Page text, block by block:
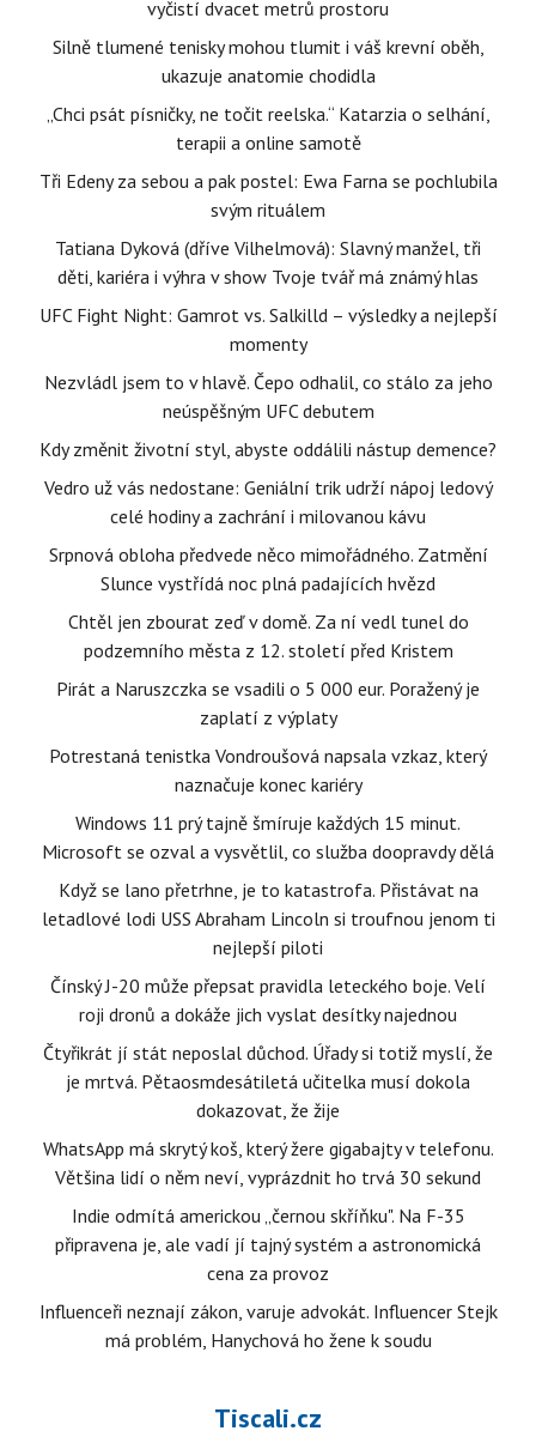
vyčistí dvacet metrů prostoru
Silně tlumené tenisky mohou tlumit i váš krevní oběh,
ukazuje anatomie chodidla
„Chci psát písničky, ne točit reelska.“ Katarzia o selhání,
terapii a online samotě
Tři Edeny za sebou a pak postel: Ewa Farna se pochlubila
svým rituálem
Tatiana Dyková (dříve Vilhelmová): Slavný manžel, tři
děti, kariéra i výhra v show Tvoje tvář má známý hlas
UFC Fight Night: Gamrot vs. Salkilld – výsledky a nejlepší
momenty
Nezvládl jsem to v hlavě. Čepo odhalil, co stálo za jeho
neúspěšným UFC debutem
Kdy změnit životní styl, abyste oddálili nástup demence?
Vedro už vás nedostane: Geniální trik udrží nápoj ledový
celé hodiny a zachrání i milovanou kávu
Srpnová obloha předvede něco mimořádného. Zatmění
Slunce vystřídá noc plná padajících hvězd
Chtěl jen zbourat zeď v domě. Za ní vedl tunel do
podzemního města z 12. století před Kristem
Pirát a Naruszczka se vsadili o 5 000 eur. Poražený je
zaplatí z výplaty
Potrestaná tenistka Vondroušová napsala vzkaz, který
naznačuje konec kariéry
Windows 11 prý tajně šmíruje každých 15 minut.
Microsoft se ozval a vysvětlil, co služba doopravdy dělá
Když se lano přetrhne, je to katastrofa. Přistávat na
letadlové lodi USS Abraham Lincoln si troufnou jenom ti
nejlepší piloti
Čínský J-20 může přepsat pravidla leteckého boje. Velí
roji dronů a dokáže jich vyslat desítky najednou
Čtyřikrát jí stát neposlal důchod. Úřady si totiž myslí, že
je mrtvá. Pětaosmdesátiletá učitelka musí dokola
dokazovat, že žije
WhatsApp má skrytý koš, který žere gigabajty v telefonu.
Většina lidí o něm neví, vyprázdnit ho trvá 30 sekund
Indie odmítá americkou „černou skříňku". Na F-35
připravena je, ale vadí jí tajný systém a astronomická
cena za provoz
Influenceři neznají zákon, varuje advokát. Influencer Stejk
má problém, Hanychová ho žene k soudu
Tiscali.cz